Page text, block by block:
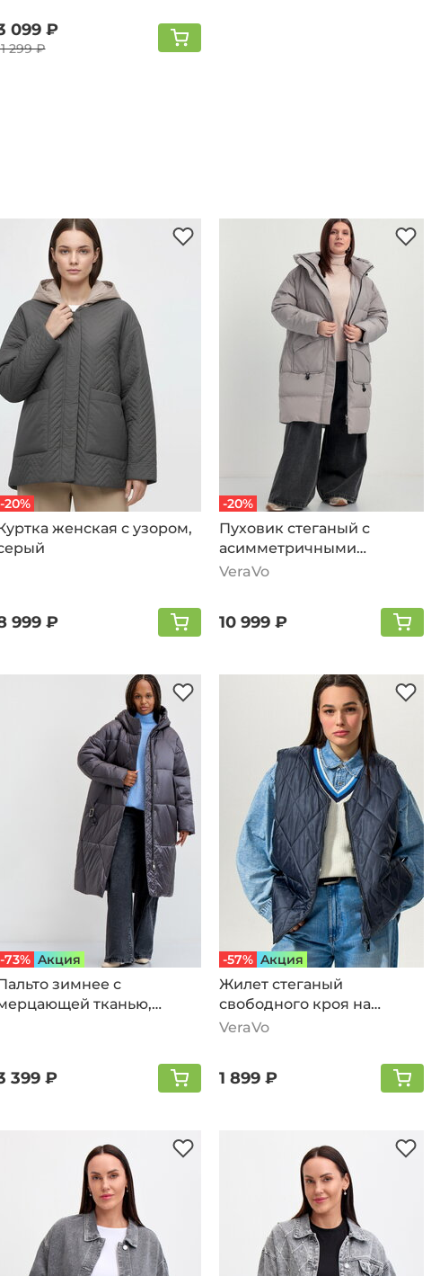
099 ₽
299 ₽
-20%
женская с узором,
999 ₽
-20%
Пуховик стеганый с
асимметричными
карманами, серый
VeraVo
10 999 ₽
-73% Aкция
зимнее с
тканью,
399 ₽
-57% Aкция
Жилет стеганый
свободного кроя на
молнии, серый
VeraVo
1 899 ₽